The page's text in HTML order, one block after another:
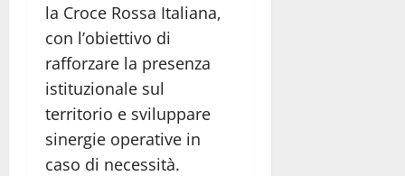
la Croce Rossa Italiana,
con l’obiettivo di
rafforzare la presenza
istituzionale sul
territorio e sviluppare
sinergie operative in
caso di necessità.